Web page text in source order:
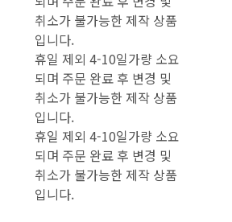
취소가 불가능한 제작 상품
입니다.
휴일 제외 4-10일가량 소요
되며 주문 완료 후 변경 및
취소가 불가능한 제작 상품
입니다.
휴일 제외 4-10일가량 소요
되며 주문 완료 후 변경 및
취소가 불가능한 제작 상품
입니다.